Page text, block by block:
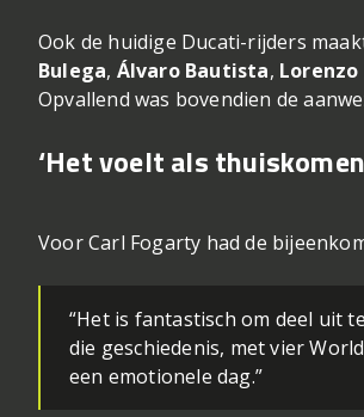
Ook de huidige Ducati-rijders
Bulega, Álvaro Bautista,
Opvallend was bovendien de
‘Het voelt als
Voor Carl Fogarty had de
“Het is fantastisch om deel uit
die geschiedenis, met vier
een emotionele dag.”